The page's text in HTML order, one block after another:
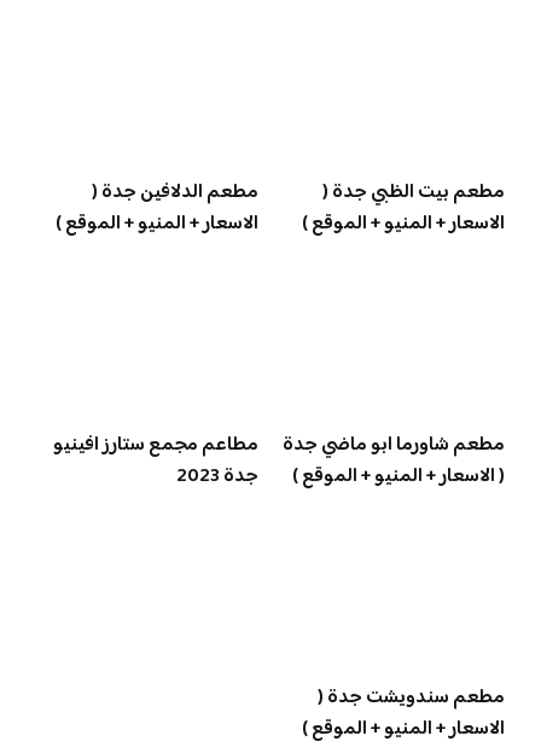
مطعم بيت الظبي جدة (
الاسعار + المنيو + الموقع )
مطعم الدلافين جدة (
الاسعار + المنيو + الموقع )
مطعم شاورما ابو ماضي جدة
( الاسعار + المنيو + الموقع )
مطاعم مجمع ستارز افينيو
جدة 2023
مطعم سندويشت جدة (
الاسعار + المنيو + الموقع )